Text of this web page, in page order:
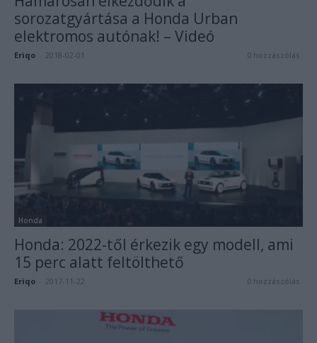
sorozatgyártása a Honda Urban
elektromos autónak! – Videó
Eriqo 2018-02-01 0 hozzászólás
Honda
Honda: 2022-től érkezik egy modell, ami
15 perc alatt feltölthető
Eriqo 2017-11-22 0 hozzászólás